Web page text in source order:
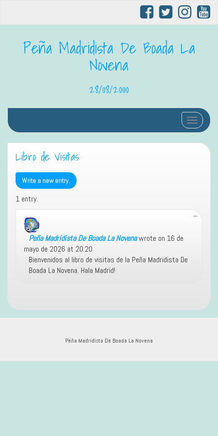
Peña Madridista De Boada La
Novena
28/08/2000
Cambiar
Libro de Visitas
1 entry.
Peña Madridista De Boada La Novenawrote on 16 de
mayo de 2026 at 20:20
Bienvenidos al libro de visitas de la Peña Madridista De
Boada La Novena. Hala Madrid!
...Toggle
Peña Madridista De Boada La Novena